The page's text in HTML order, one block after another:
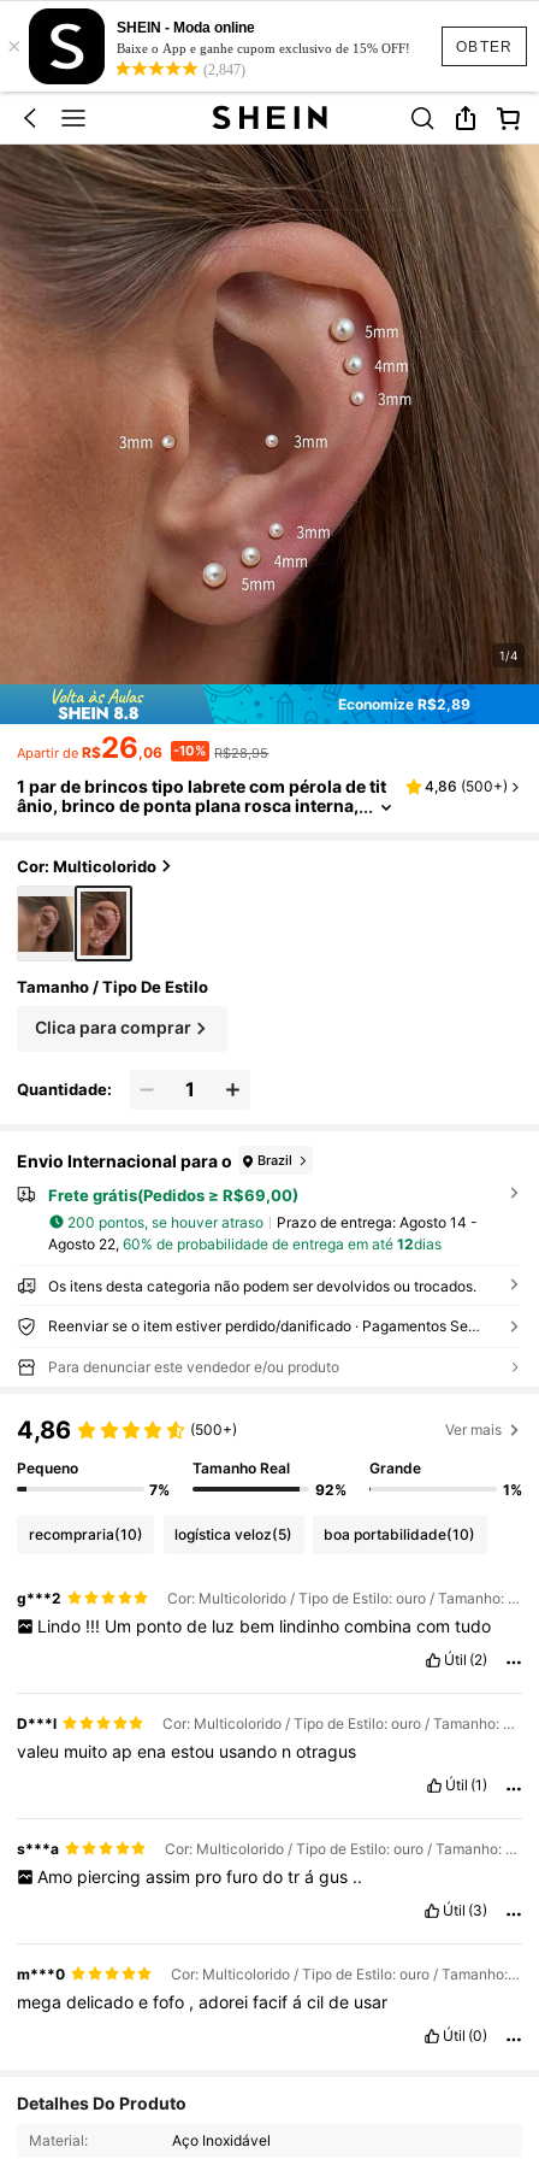
OBTER
×
SHEIN - Moda online
Baixe o App e ganhe cupom exclusivo de 15% OFF!
(2,847)
1/4
Economize R$2,89
Apartir de R$26,06 -10% R$28,95
1 par de brincos tipo labrete com pérola de tit
ânio, brinco de ponta plana rosca interna,
4,86 (500+)
Cor: Multicolorido
Tamanho / Tipo De Estilo
Clica para comprar
Quantidade:
Envio Internacional para o Brazil
Frete grátis(Pedidos ≥ R$69,00)
200 pontos, se houver atraso Prazo de entrega: Agosto 14 -
Agosto 22, 60% de probabilidade de entrega em até 12dias
Os itens desta categoria não podem ser devolvidos ou trocados.
Reenviar se o item estiver perdido/danificado · Pagamentos Seguros · Proteção de privacidade
Para denunciar este vendedor e/ou produto
4,86 (500+) Ver mais
Pequeno
7%
Tamanho Real
92%
Grande
1%
recompraria(10) logística veloz(5) boa portabilidade(10)
g***2 Cor: Multicolorido / Tipo de Estilo: ouro / Tamanho: 2mm
Lindo !!! Um ponto de luz bem lindinho combina com tudo
Útil (2)
D***l Cor: Multicolorido / Tipo de Estilo: ouro / Tamanho: 2mm
valeu muitoapenaestou usando notragus
Útil (1)
s***a Cor: Multicolorido / Tipo de Estilo: ouro / Tamanho: 1,5mm
Amo piercing assim pro furo do tr á gus ..
Útil (3)
m***0 Cor: Multicolorido / Tipo de Estilo: ouro / Tamanho: 1,5mm
megadelicadoefofo ,adoreifacifácilde usar
Útil (0)
Detalhes Do Produto
Material: Aço Inoxidável